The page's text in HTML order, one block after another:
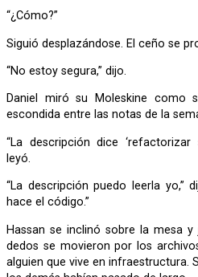
“¿Cómo?”
Siguió desplazándose. El ceño se
“No estoy segura,” dijo.
Daniel miró su Moleskine como si la respuesta pudiera estar
escondida entre las notas de la
“La descripción dice ‘refactorizar secuencia de recuperación’,”
leyó.
“La descripción puedo leerla yo,” dijo Stefan. “Quiero saber qué
hace el código.”
Hassan se inclinó sobre la mesa y jaló el diff a su pantalla. Sus
dedos se movieron por los
alguien que vive en infraestructura.